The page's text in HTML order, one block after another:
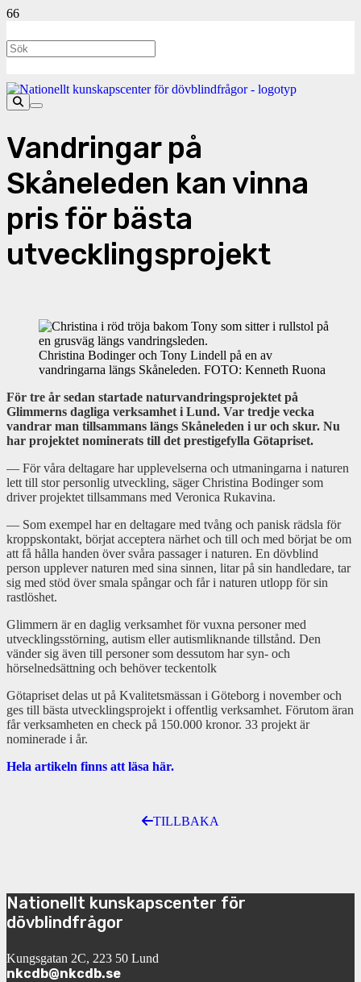
Vandringar på
Skåneleden kan vinna
pris för bästa
utvecklingsprojekt
Christina Bodinger och Tony Lindell på en av
vandringarna längs Skåneleden. FOTO: Kenneth Ruona
För tre år sedan startade naturvandringsprojektet på
Glimmerns dagliga verksamhet i Lund. Var tredje vecka
vandrar man tillsammans längs Skåneleden i ur och skur. Nu
har projektet nominerats till det prestigefylla Götapriset.
— För våra deltagare har upplevelserna och utmaningarna i naturen
lett till stor personlig utveckling, säger Christina Bodinger som
driver projektet tillsammans med Veronica Rukavina.
— Som exempel har en deltagare med tvång och panisk rädsla för
kroppskontakt, börjat acceptera närhet och till och med börjat be om
att få hålla handen över svåra passager i naturen. En dövblind
person upplever naturen med sina sinnen, litar på sin handledare, tar
sig med stöd över smala spångar och får i naturen utlopp för sin
rastlöshet.
Glimmern är en daglig verksamhet för vuxna personer med
utvecklingsstörning, autism eller autismliknande tillstånd. Den
vänder sig även till personer som dessutom har syn- och
hörselnedsättning och behöver teckentolk
Götapriset delas ut på Kvalitetsmässan i Göteborg i november och
ges till bästa utvecklingsprojekt i offentlig verksamhet. Förutom äran
får verksamheten en check på 150.000 kronor. 33 projekt är
nominerade i år.
Hela artikeln finns att läsa här.
TILLBAKA
Nationellt kunskapscenter för
dövblindfrågor
Kungsgatan 2C, 223 50 Lund
nkcdb@nkcdb.se